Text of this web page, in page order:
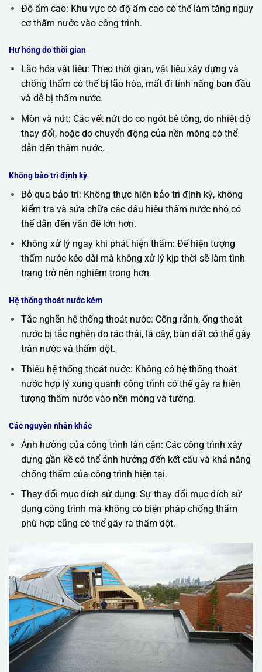
Độ ẩm cao: Khu vực có độ ẩm cao có thể làm tăng nguy
cơ thấm nước vào công trình.
Hư hỏng do thời gian
Lão hóa vật liệu: Theo thời gian, vật liệu xây dựng và
chống thấm có thể bị lão hóa, mất đi tính năng ban đầu
và dễ bị thấm nước.
Mòn và nứt: Các vết nứt do co ngót bê tông, do nhiệt độ
thay đổi, hoặc do chuyển động của nền móng có thể
dẫn đến thấm nước.
Không bảo trì định kỳ
Bỏ qua bảo trì: Không thực hiện bảo trì định kỳ, không
kiểm tra và sửa chữa các dấu hiệu thấm nước nhỏ có
thể dẫn đến vấn đề lớn hơn.
Không xử lý ngay khi phát hiện thấm: Để hiện tượng
thấm nước kéo dài mà không xử lý kịp thời sẽ làm tình
trạng trở nên nghiêm trọng hơn.
Hệ thống thoát nước kém
Tắc nghẽn hệ thống thoát nước: Cống rãnh, ống thoát
nước bị tắc nghẽn do rác thải, lá cây, bùn đất có thể gây
tràn nước và thấm dột.
Thiếu hệ thống thoát nước: Không có hệ thống thoát
nước hợp lý xung quanh công trình có thể gây ra hiện
tượng thấm nước vào nền móng và tường.
Các nguyên nhân khác
Ảnh hưởng của công trình lân cận: Các công trình xây
dựng gần kề có thể ảnh hưởng đến kết cấu và khả năng
chống thấm của công trình hiện tại.
Thay đổi mục đích sử dụng: Sự thay đổi mục đích sử
dụng công trình mà không có biện pháp chống thấm
phù hợp cũng có thể gây ra thấm dột.